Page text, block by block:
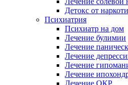
Детокс от
Психиатрия
Психиатр на дом
Лечение булимии
Лечение
Лечение
Лечение
Лечение
Лечение ОКР